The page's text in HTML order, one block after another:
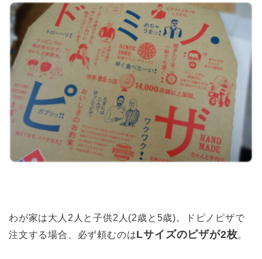
わが家は大人2人と子供2人(2歳と5歳)。ドピノピザで
注文する場合、必ず頼むのはLサイズのピザが2枚。